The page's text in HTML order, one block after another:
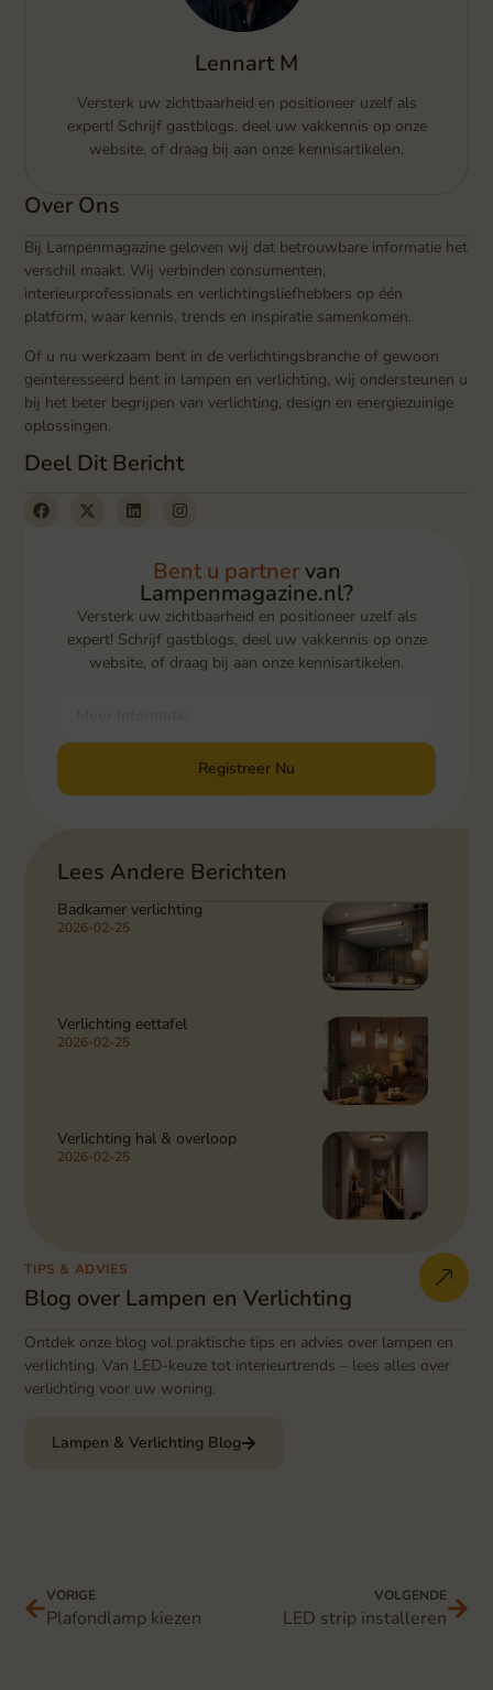
Lennart M
Versterk uw zichtbaarheid en positioneer uzelf als
expert! Schrijf gastblogs, deel uw vakkennis op onze
website, of draag bij aan onze kennisartikelen.
Over Ons
Bij Lampenmagazine geloven wij dat betrouwbare informatie het
verschil maakt. Wij verbinden consumenten,
interieurprofessionals en verlichtingsliefhebbers op één
platform, waar kennis, trends en inspiratie samenkomen.
Of u nu werkzaam bent in de verlichtingsbranche of gewoon
geïnteresseerd bent in lampen en verlichting, wij ondersteunen u
bij het beter begrijpen van verlichting, design en energiezuinige
oplossingen.
Lees Andere Berichten
Badkamer verlichting
2026-02-25
Verlichting eettafel
2026-02-25
Verlichting hal & overloop
2026-02-25
TIPS & ADVIES
Blog over Lampen en Verlichting
Ontdek onze blog vol praktische tips en advies over lampen en
verlichting. Van LED-keuze tot interieurtrends – lees alles over
verlichting voor uw woning.
Lampen & Verlichting Blog
Bent u partnervan
Lampenmagazine.nl?
Versterk uw zichtbaarheid en positioneer uzelf als
expert! Schrijf gastblogs, deel uw vakkennis op onze
website, of draag bij aan onze kennisartikelen.
Registreer Nu
Deel Dit Bericht
VORIGE
Plafondlamp kiezen
VOLGENDE
LED strip installeren